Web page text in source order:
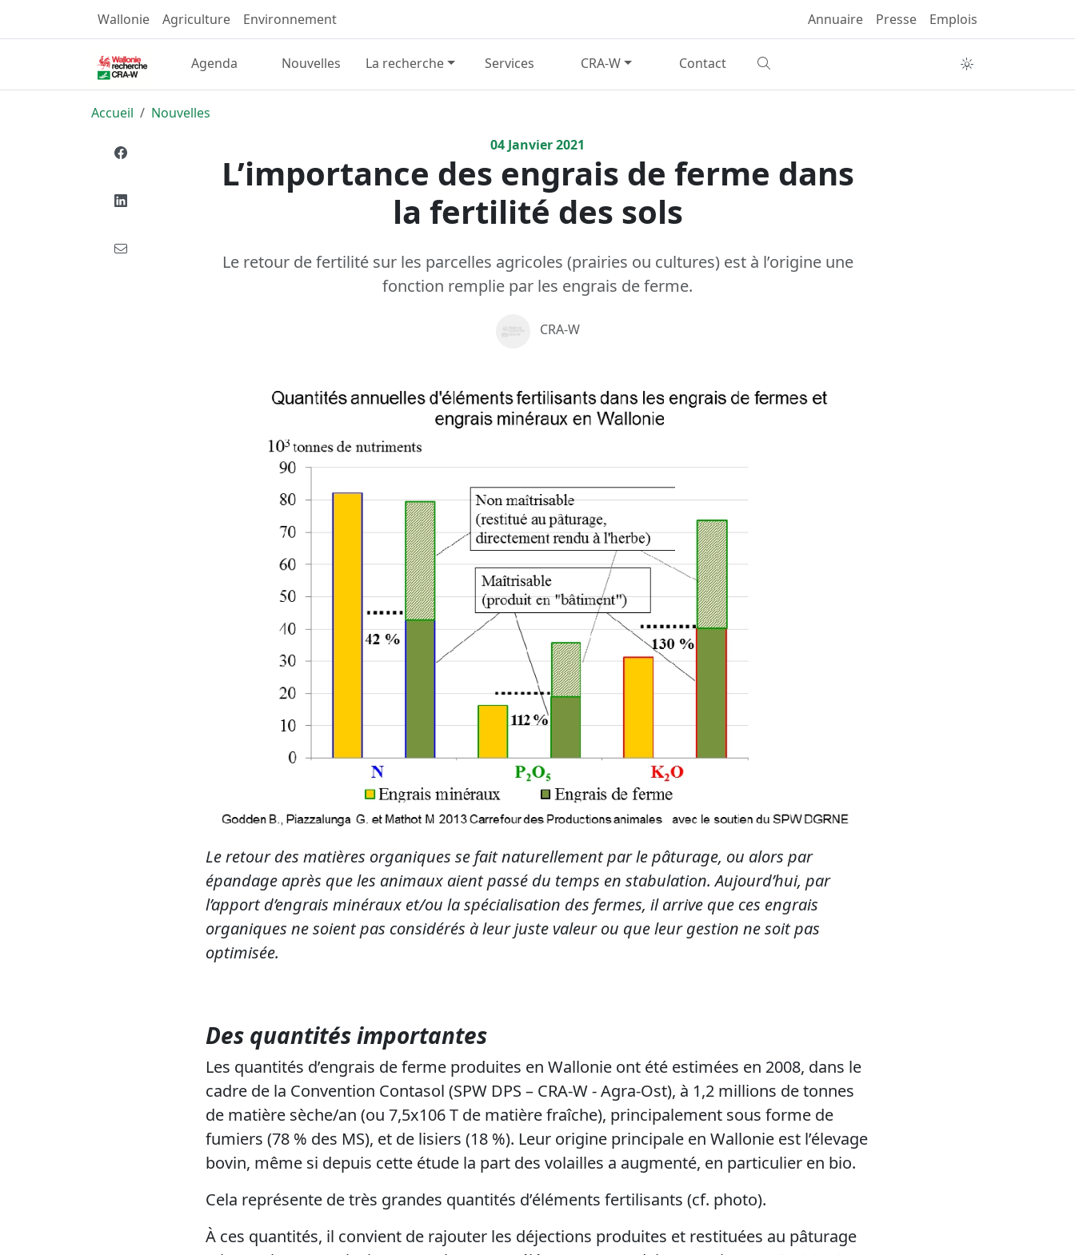
Wallonie Agriculture Environnement Annuaire Presse Emplois
Agenda Nouvelles La recherche Services CRA-W Contact
Accueil
Nouvelles
04 Janvier2021
L’importance des engrais de ferme dans
la fertilité des sols
Le retour de fertilité sur les parcelles agricoles (prairies ou cultures) est à l’origine une
fonction remplie par les engrais de ferme.
CRA-W
Le retour des matières organiques se fait naturellement par le pâturage, ou alors par
épandage après que les animaux aient passé du temps en stabulation. Aujourd’hui, par
l’apport d’engrais minéraux et/ou la spécialisation des fermes, il arrive que ces engrais
organiques ne soient pas considérés à leur juste valeur ou que leur gestion ne soit pas
optimisée.
Des quantités importantes
Les quantités d’engrais de ferme produites en Wallonie ont été estimées en 2008, dans le
cadre de la Convention Contasol (SPW DPS – CRA-W - Agra-Ost), à 1,2 millions de tonnes
de matière sèche/an (ou 7,5x106 T de matière fraîche), principalement sous forme de
fumiers (78 % des MS), et de lisiers (18 %). Leur origine principale en Wallonie est l’élevage
bovin, même si depuis cette étude la part des volailles a augmenté, en particulier en bio.
Cela représente de très grandes quantités d’éléments fertilisants (cf. photo).
À ces quantités, il convient de rajouter les déjections produites et restituées au pâturage